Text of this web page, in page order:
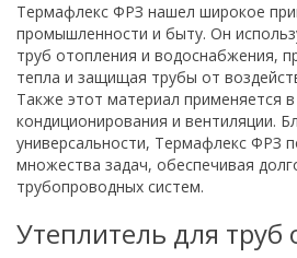
Термафлекс ФРЗ нашел широкое
промышленности и быту. Он
труб отопления и водоснабжения,
тепла и защищая трубы от
Также этот материал применяется
кондиционирования и вентиляции.
универсальности, Термафлекс ФРЗ
множества задач, обеспечивая
трубопроводных систем.
Утеплитель для труб